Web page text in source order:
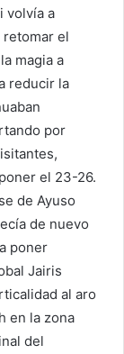
volvía a
el
magia a
reducir la
por
el 23-26.
de Ayuso
de nuevo
poner
Jairis
al aro
en la zona
del